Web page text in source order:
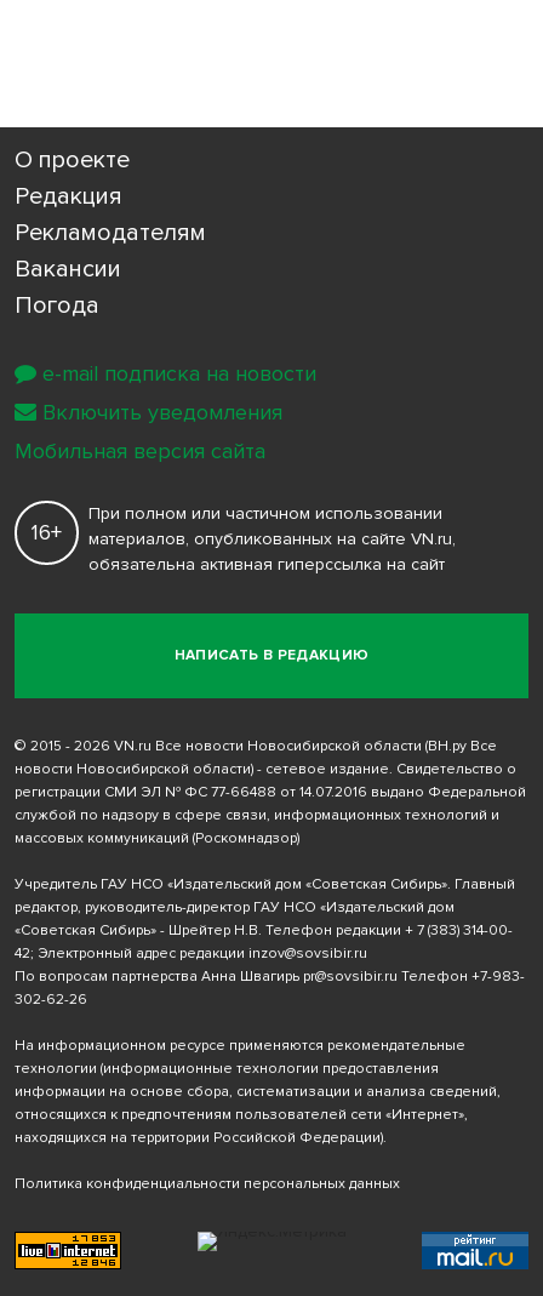
О проекте
Редакция
Рекламодателям
Вакансии
Погода
НАПИСАТЬ В РЕДАКЦИЮ
16+
При полном или частичном использовании
материалов, опубликованных на сайте VN.ru,
обязательна активная гиперссылка на сайт
© 2015 - 2026 VN.ru Все новости Новосибирской области (ВН.ру Все
новости Новосибирской области) - сетевое издание. Свидетельство о
регистрации СМИ ЭЛ № ФС 77-66488 от 14.07.2016 выдано Федеральной
службой по надзору в сфере связи, информационных технологий и
массовых коммуникаций (Роскомнадзор)
Учредитель ГАУ НСО «Издательский дом «Советская Сибирь». Главный
редактор, руководитель-директор ГАУ НСО «Издательский дом
«Советская Сибирь» - Шрейтер Н.В. Телефон редакции + 7 (383) 314-00-
42; Электронный адрес редакции inzov@sovsibir.ru
По вопросам партнерства Анна Швагирь pr@sovsibir.ru Телефон +7-983-
302-62-26
На информационном ресурсе применяются рекомендательные
технологии (информационные технологии предоставления
информации на основе сбора, систематизации и анализа сведений,
относящихся к предпочтениям пользователей сети «Интернет»,
находящихся на территории Российской Федерации).
Политика конфиденциальности персональных данных
e-mail подписка на новости
Включить уведомления
Мобильная версия сайта